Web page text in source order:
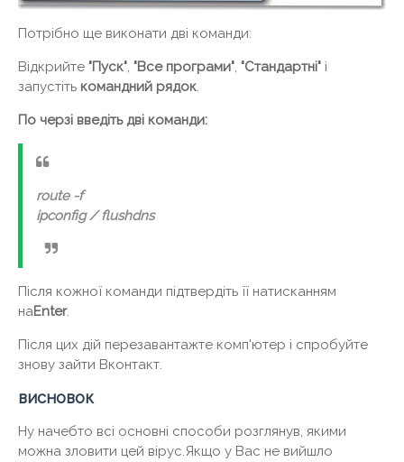
Потрібно ще виконати дві команди:
Відкрийте "Пуск", "Все програми", "Стандартні" і
запустіть командний рядок.
По черзі введіть дві команди:
route -f
ipconfig / flushdns
Після кожної команди підтвердіть її натисканням
наEnter.
Після цих дій перезавантажте комп'ютер і спробуйте
знову зайти Вконтакт.
висновок
Ну начебто всі основні способи розглянув, якими
можна зловити цей вірус.Якщо у Вас не вийшло